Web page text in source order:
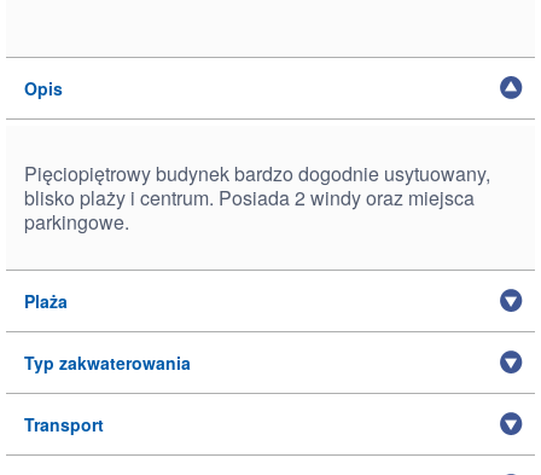
Opis
Pięciopiętrowy budynek bardzo dogodnie usytuowany,
blisko plaży i centrum. Posiada 2 windy oraz miejsca
parkingowe.
Plaża
Typ zakwaterowania
Transport